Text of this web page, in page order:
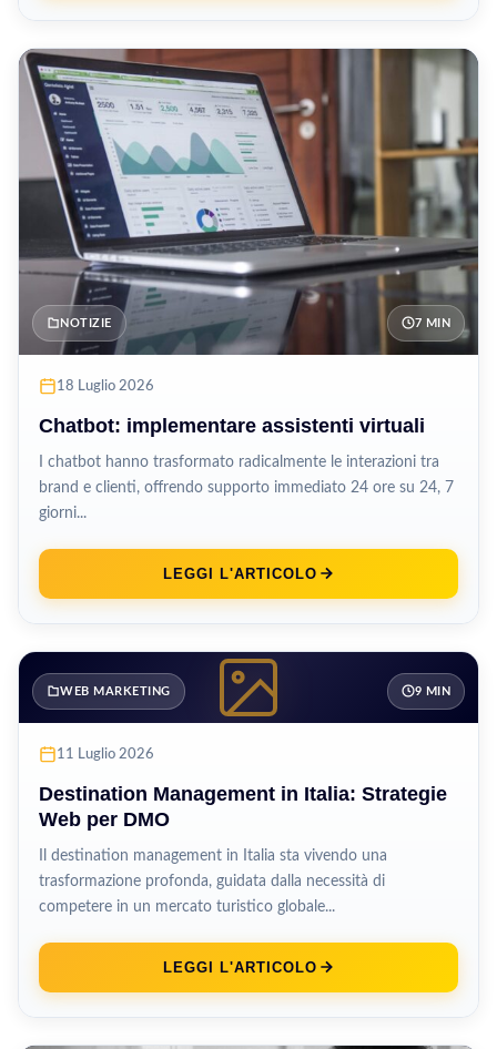
NOTIZIE 7 MIN
18 Luglio 2026
Chatbot: implementare assistenti virtuali
I chatbot hanno trasformato radicalmente le interazioni tra
brand e clienti, offrendo supporto immediato 24 ore su 24, 7
giorni...
LEGGI L'ARTICOLO
WEB MARKETING 9 MIN
11 Luglio 2026
Destination Management in Italia: Strategie
Web per DMO
Il destination management in Italia sta vivendo una
trasformazione profonda, guidata dalla necessità di
competere in un mercato turistico globale...
LEGGI L'ARTICOLO